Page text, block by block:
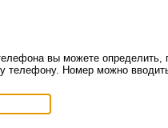
вы можете определить,
телефону. Номер можно